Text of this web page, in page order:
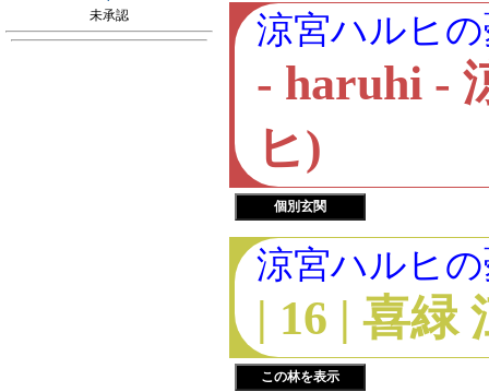
涼宮ハルヒ
- haruhi -
ヒ)
個別玄関
涼宮ハルヒ
| 16 | 喜緑
この林を表示
未承認